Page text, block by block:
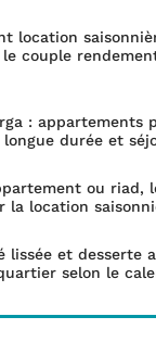
location
le couple
: appartements
longue durée et
ou riad,
la location
lissée et desserte
selon le